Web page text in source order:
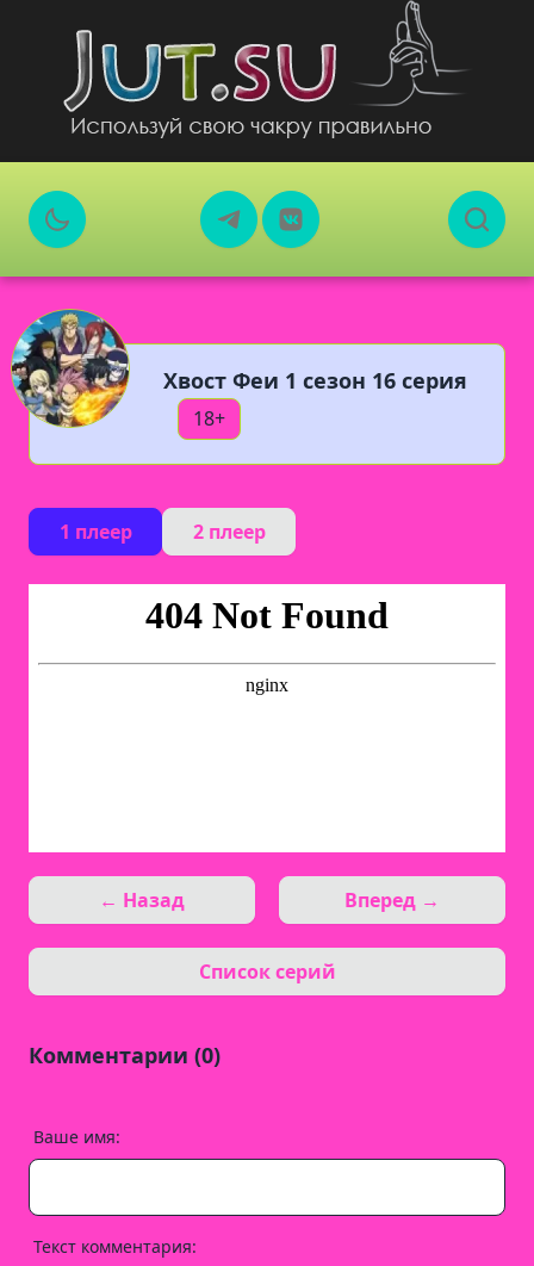
Хвост Феи 1 сезон 16 серия
18+
1 плеер 2 плеер
← Назад
Список серий
Вперед →
Комментарии (0)
Ваше имя:
Текст комментария: